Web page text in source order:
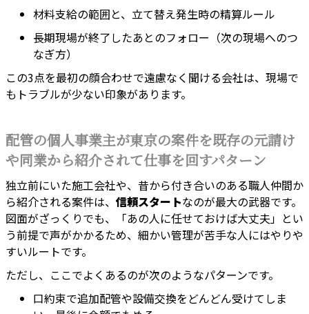
材料支給の範囲と、立て替え発生時の精算ルール
長期現場が終了したあとのフォロー（次の現場へのつ
なぎ方）
この3点を最初の顔合わせで遠慮なく聞ける会社は、現場で
もトラブルが少ない印象があります。
配管の個人事業主が東京の案件を既存の元請け
や同業から紹介されて仕事を回すパターン
独立前にいた施工会社や、昔から付き合いのある職人仲間か
ら紹介される案件は、 信頼スタートなのが最大の武器です。
図面がざっくりでも、「あの人に任せておけば大丈夫」とい
う前提で声がかかるため、細かい管理が苦手な人にはやりや
すいルートです。
ただし、ここでよくあるのが次のようなパターンです。
口約束で追加配管や設備交換をどんどん受けてしま